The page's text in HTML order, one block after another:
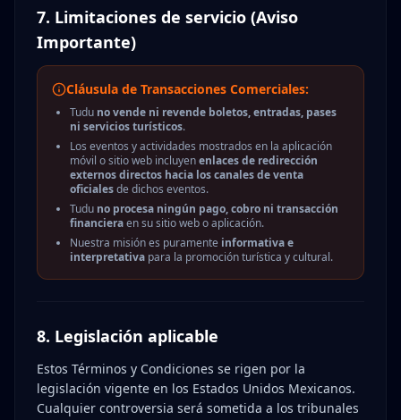
7. Limitaciones de servicio (Aviso
Importante)
Cláusula de Transacciones Comerciales:
Tudu no vende ni revende boletos, entradas, pases
ni servicios turísticos.
Los eventos y actividades mostrados en la aplicación
móvil o sitio web incluyenenlaces de redirección
externos directos hacia los canales de venta
oficialesde dichos eventos.
Tudu no procesa ningún pago, cobro ni transacción
financieraen su sitio web o aplicación.
Nuestra misión es puramente informativa e
interpretativa para la promoción turística y cultural.
8. Legislación aplicable
Estos Términos y Condiciones se rigen por la
legislación vigente en los Estados Unidos Mexicanos.
Cualquier controversia será sometida a los tribunales